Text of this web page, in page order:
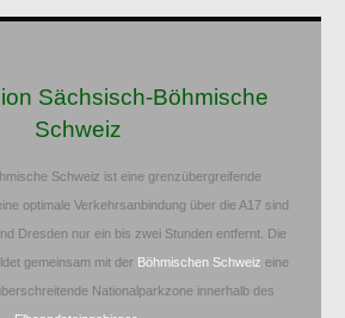
Sächsisch-Böhmische
Schweiz
Schweiz ist eine grenzübergreifende
optimale Verkehrsanbindung über die A17 sind
Dresden nur ein bis zwei Stunden entfernt. Die
gemeinsam mit der Böhmischen Schweiz eine
Nationalparkzone innerhalb des